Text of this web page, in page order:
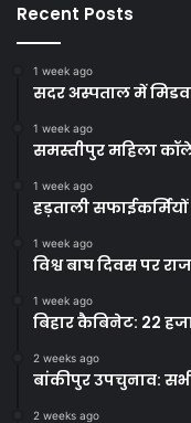
Recent Posts
1 week ago
सदर अस्पताल में
1 week ago
समस्तीपुर महिला
1 week ago
हड़ताली
1 week ago
विश्व बाघ दिवस पर
1 week ago
बिहार कैबिनेट: 22
2 weeks ago
बांकीपुर उपचुनाव:
2 weeks ago